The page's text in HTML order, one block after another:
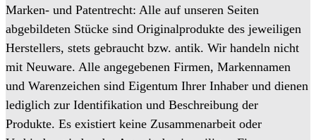
Marken- und Patentrecht: Alle auf unseren Seiten
abgebildeten Stücke sind Originalprodukte des jeweiligen
Herstellers, stets gebraucht bzw. antik. Wir handeln nicht
mit Neuware. Alle angegebenen Firmen, Markennamen
und Warenzeichen sind Eigentum Ihrer Inhaber und dienen
lediglich zur Identifikation und Beschreibung der
Produkte. Es existiert keine Zusammenarbeit oder